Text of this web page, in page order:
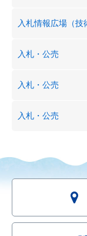
入札情報広場（技
入札・公売
入札・公売
入札・公売